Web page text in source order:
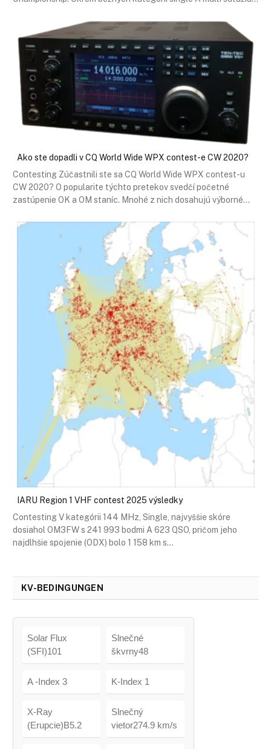
Ako ste dopadli v CQ World Wide WPX contest-e CW 2020?
Contesting Zúčastnili ste sa CQ World Wide WPX contest-u
CW 2020? O popularite týchto pretekov svedčí početné
zastúpenie OK a OM staníc. Mnohé z nich dosahujú výborné…
IARU Region 1 VHF contest 2025 výsledky
Contesting V kategórii 144 MHz, Single, najvyššie skóre
dosiahol OM3FW s 241 993 bodmi A 623 QSO, pričom jeho
najdlhšie spojenie (ODX) bolo 1 158 km s…
KV-BEDINGUNGEN
Solar Flux
(SFI)101
Slnečné
škvrny48
A -Index 3 K-Index 1
X-Ray
(Erupcie)B5.2
Slnečný
vietor274.9 km/s